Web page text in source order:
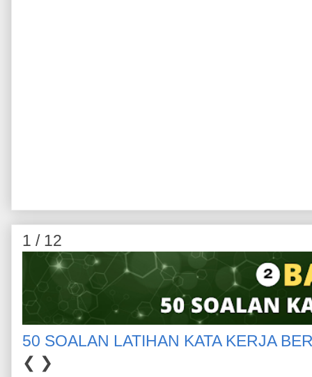
1 / 12
50 SOALAN LATIHAN KATA KERJA
❮ ❯